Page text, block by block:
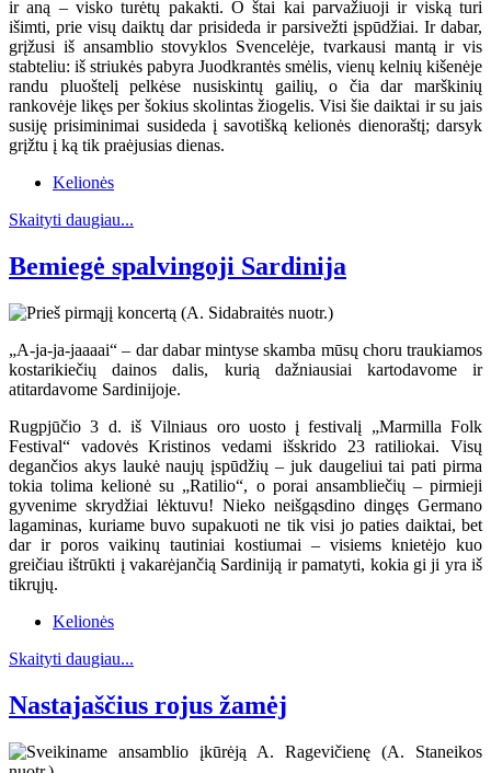
ir aną – visko turėtų pakakti. O štai kai parvažiuoji ir viską turi
išimti, prie visų daiktų dar prisideda ir parsivežti įspūdžiai. Ir dabar,
grįžusi iš ansamblio stovyklos Svencelėje, tvarkausi mantą ir vis
stabteliu: iš striukės pabyra Juodkrantės smėlis, vienų kelnių kišenėje
randu pluoštelį pelkėse nusiskintų gailių, o čia dar marškinių
rankovėje likęs per šokius skolintas žiogelis. Visi šie daiktai ir su jais
susiję prisiminimai susideda į savotišką kelionės dienoraštį; darsyk
grįžtu į ką tik praėjusias dienas.
Kelionės
Skaityti daugiau...
Bemiegė spalvingoji Sardinija
„A-ja-ja-jaaaai“ – dar dabar mintyse skamba mūsų choru traukiamos
kostarikiečių dainos dalis, kurią dažniausiai kartodavome ir
atitardavome Sardinijoje.
Rugpjūčio 3 d. iš Vilniaus oro uosto į festivalį „Marmilla Folk
Festival“ vadovės Kristinos vedami išskrido 23 ratiliokai. Visų
degančios akys laukė naujų įspūdžių – juk daugeliui tai pati pirma
tokia tolima kelionė su „Ratilio“, o porai ansambliečių – pirmieji
gyvenime skrydžiai lėktuvu! Nieko neišgąsdino dingęs Germano
lagaminas, kuriame buvo supakuoti ne tik visi jo paties daiktai, bet
dar ir poros vaikinų tautiniai kostiumai – visiems knietėjo kuo
greičiau ištrūkti į vakarėjančią Sardiniją ir pamatyti, kokia gi ji yra iš
tikrųjų.
Kelionės
Skaityti daugiau...
Nastajaščius rojus žamėj